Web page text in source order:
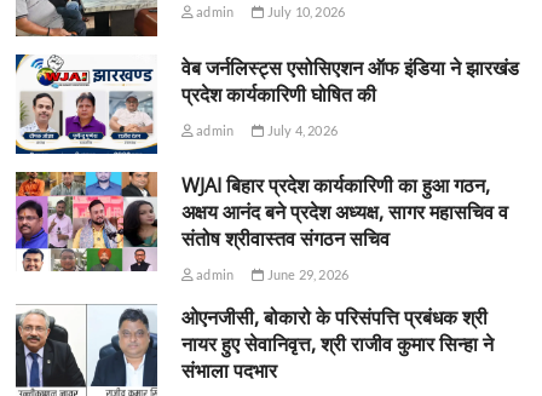
admin July 10, 2026
वेब जर्नलिस्ट्स एसोसिएशन ऑफ इंडिया ने झारखंड
प्रदेश कार्यकारिणी घोषित की
admin July 4, 2026
WJAI बिहार प्रदेश कार्यकारिणी का हुआ गठन,
अक्षय आनंद बने प्रदेश अध्यक्ष, सागर महासचिव व
संतोष श्रीवास्तव संगठन सचिव
admin June 29, 2026
ओएनजीसी, बोकारो के परिसंपत्ति प्रबंधक श्री
नायर हुए सेवानिवृत्त, श्री राजीव कुमार सिन्हा ने
संभाला पदभार